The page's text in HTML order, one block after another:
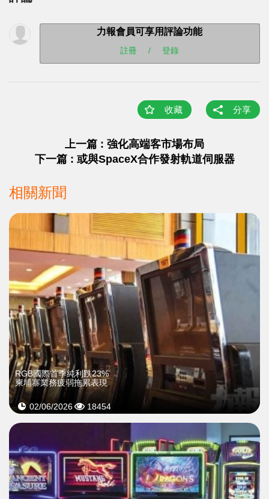
力報會員可享用評論功能
註冊 / 登錄
收藏 分享
上一篇 : 強化高端客市場布局
下一篇 : 或與SpaceX合作發射軌道伺服器
相關新聞
RGB國際首季純利跌23%
柬埔寨業務疲弱拖累表現
02/06/2026 18454